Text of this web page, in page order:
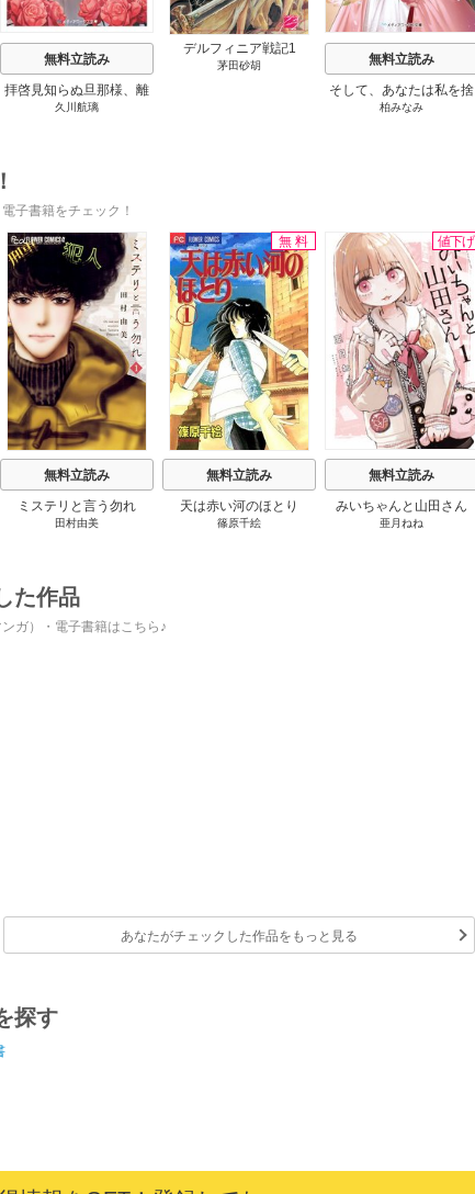
無料立読み
拝啓見知らぬ旦那様、離
婚していただきます
久川航璃
デルフィニア戦記1
茅田砂胡
無料立読み
そして、あなたは私を捨
てる
柏みなみ
子書籍をチェック！
無料立読み
ミステリと言う勿れ
田村由美
無料
無料立読み
天は赤い河のほとり
篠原千絵
値下げ
無料立読み
みいちゃんと山田さん
亜月ねね
た作品
ガ）・電子書籍はこちら♪
あなたがチェックした作品をもっと見る
探す